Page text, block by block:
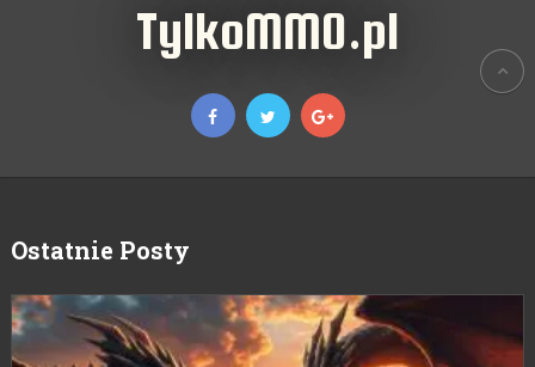
TylkoMMO.pl
Ostatnie Posty